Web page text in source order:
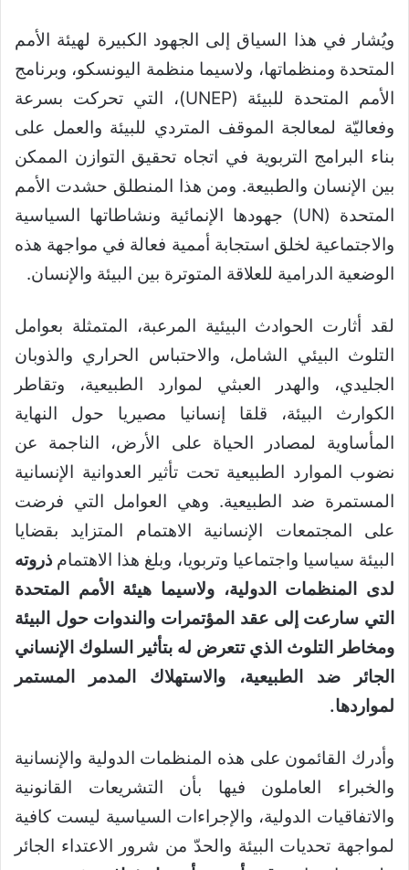
ويُشار في هذا السياق إلى الجهود الكبيرة لهيئة الأمم
المتحدة ومنظماتها، ولاسيما منظمة اليونسكو، وبرنامج
الأمم المتحدة للبيئة (UNEP)، التي تحركت بسرعة
وفعاليّة لمعالجة الموقف المتردي للبيئة والعمل على
بناء البرامج التربوية في اتجاه تحقيق التوازن الممكن
بين الإنسان والطبيعة. ومن هذا المنطلق حشدت الأمم
المتحدة (UN) جهودها الإنمائية ونشاطاتها السياسية
والاجتماعية لخلق استجابة أممية فعالة في مواجهة هذه
الوضعية الدرامية للعلاقة المتوترة بين البيئة والإنسان.
لقد أثارت الحوادث البيئية المرعبة، المتمثلة بعوامل
التلوث البيئي الشامل، والاحتباس الحراري والذوبان
الجليدي، والهدر العبثي لموارد الطبيعية، وتقاطر
الكوارث البيئة، قلقا إنسانيا مصيريا حول النهاية
المأساوية لمصادر الحياة على الأرض، الناجمة عن
نضوب الموارد الطبيعية تحت تأثير العدوانية الإنسانية
المستمرة ضد الطبيعية. وهي العوامل التي فرضت
على المجتمعات الإنسانية الاهتمام المتزايد بقضايا
البيئة سياسيا واجتماعيا وتربويا، وبلغ هذا الاهتمامذروته
لدى المنظمات الدولية، ولاسيما هيئة الأمم المتحدة
التي سارعت إلى عقد المؤتمرات والندوات حول البيئة
ومخاطر التلوث الذي تتعرض له بتأثير السلوك الإنساني
الجائر ضد الطبيعية، والاستهلاك المدمر المستمر
لمواردها.
وأدرك القائمون على هذه المنظمات الدولية والإنسانية
والخبراء العاملون فيها بأن التشريعات القانونية
والاتفاقيات الدولية، والإجراءات السياسية ليست كافية
لمواجهة تحديات البيئة والحدّ من شرور الاعتداء الجائر